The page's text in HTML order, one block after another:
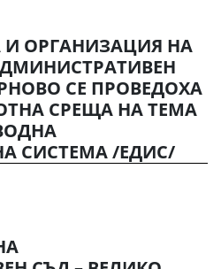
ОРГАНИЗАЦИЯ НА
СЕ ПРОВЕДОХА
СРЕЩА НА ТЕМА
СИСТЕМА /ЕДИС/